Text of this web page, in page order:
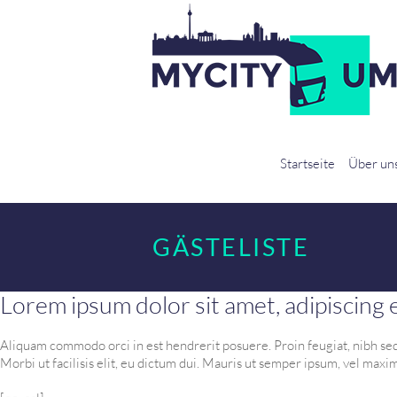
Startseite Über
GÄSTELISTE
Lorem ipsum dolor sit amet, adipiscing
Aliquam commodo orci in est hendrerit posuere. Proin feugiat, nibh
Morbi ut facilisis elit, eu dictum dui. Mauris ut semper ipsum, vel